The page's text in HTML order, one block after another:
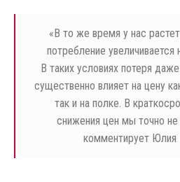
« В то же время у нас
потребление увеличивается
В таких условиях потеря
существенно влияет на цену
так и на полке. В
снижения цен мы точно
комментирует Юлия